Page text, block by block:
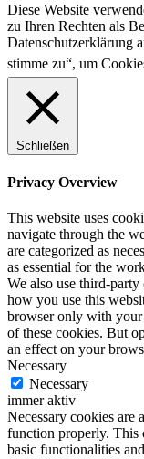
Diese Website
zu Ihren Rechten als
Datenschutzerklärung
stimme zu“, um
Schließen
Privacy Overview
This website uses
navigate through the
are categorized as
as essential for the
We also use third-party
how you use this
browser only with your
of these cookies. But
an effect on your
Necessary
Necessary
immer aktiv
Necessary cookies are
function properly. This
basic functionalities